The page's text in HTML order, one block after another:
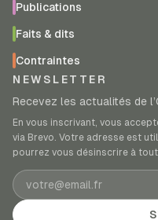
Publications
Faits & dits
Contraintes
NEWSLETTER
Recevez les actualités de
En vous inscrivant, vous
via Brevo. Votre adresse est
pourrez vous désinscrire à
Adresse e-mail